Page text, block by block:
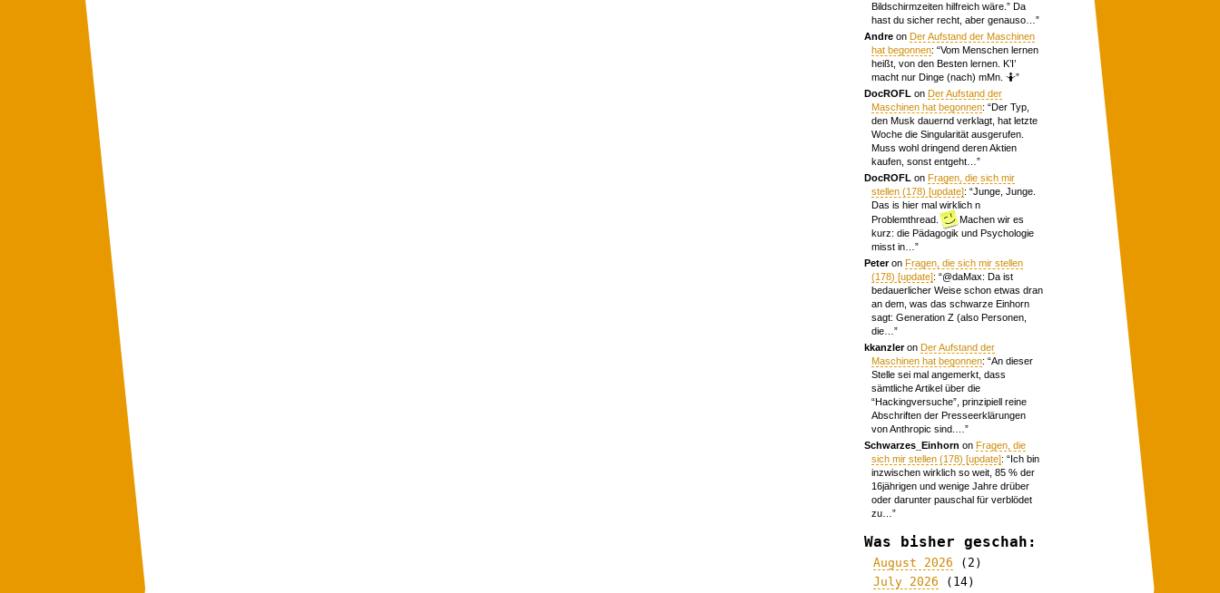
Bildschirmzeiten hilfreich wäre.” Da
hast du sicher recht, aber genauso… ”
Andre onDer Aufstand der Maschinen
hat begonnen: “Vom Menschen lernen
heißt, von den Besten lernen. K’I’
macht nur Dinge (nach) mMn. 🤷”
DocROFL onDer Aufstand der
Maschinen hat begonnen: “Der Typ,
den Musk dauernd verklagt, hat letzte
Woche die Singularität ausgerufen.
Muss wohl dringend deren Aktien
kaufen, sonst entgeht… ”
DocROFL onFragen, die sich mir
stellen (178) [update]: “Junge, Junge.
Das is hier mal wirklich n
Problemthread.
Machen wir es
kurz: die Pädagogik und Psychologie
misst in… ”
PeteronFragen, die sich mir stellen
(178) [update]: “@daMax: Da ist
bedauerlicher Weise schon etwas dran
an dem, was das schwarze Einhorn
sagt: Generation Z (also Personen,
die… ”
kkanzleronDer Aufstand der
Maschinen hat begonnen: “An dieser
Stelle sei mal angemerkt, dass
sämtliche Artikel über die
“Hackingversuche”, prinzipiell reine
Abschriften der Presseerklärungen
von Anthropic sind.… ”
Schwarzes_Einhorn onFragen, die
sich mir stellen (178) [update]: “Ich bin
inzwischen wirklich so weit, 85 % der
16jährigen und wenige Jahre drüber
oder darunter pauschal für verblödet
zu… ”
Was bisher geschah:
August 2026 (2)
July 2026 (14)